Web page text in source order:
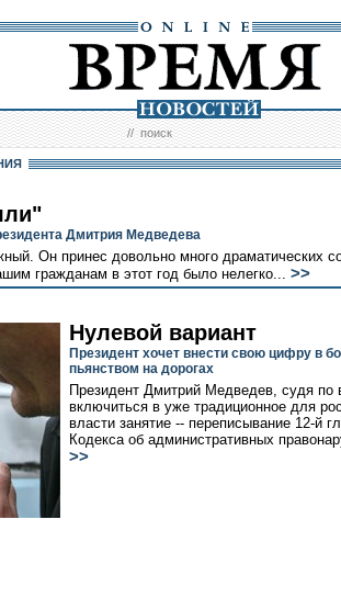
//поиск
Дмитрия Медведева
Он принес довольно много драматических
гражданам в этот год было нелегко... >>
Нулевой вариант
Президент хочет внести свою цифру в
пьянством на дорогах
Президент Дмитрий Медведев, судя по
включиться в уже традиционное для
власти занятие -- переписывание 12-й
Кодекса об административных
>>